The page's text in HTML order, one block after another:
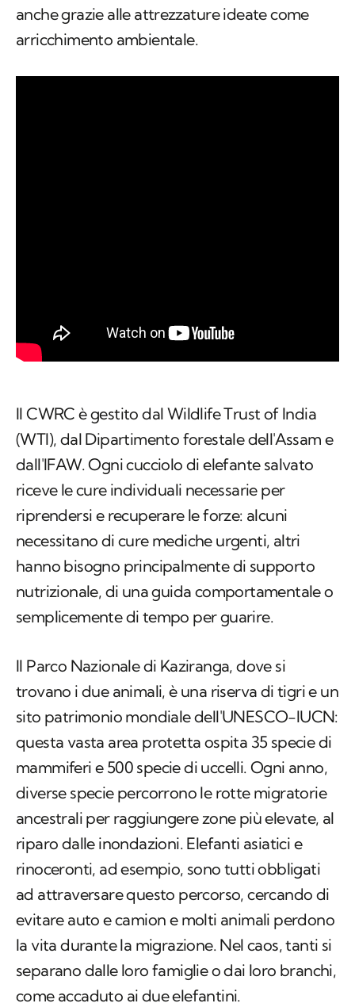
anche grazie alle attrezzature ideate come
arricchimento ambientale.
Il CWRC è gestito dal Wildlife Trust of India
(WTI), dal Dipartimento forestale dell'Assam e
dall'IFAW. Ogni cucciolo di elefante salvato
riceve le cure individuali necessarie per
riprendersi e recuperare le forze: alcuni
necessitano di cure mediche urgenti, altri
hanno bisogno principalmente di supporto
nutrizionale, di una guida comportamentale o
semplicemente di tempo per guarire.
Il Parco Nazionale di Kaziranga, dove si
trovano i due animali, è una riserva di tigri e un
sito patrimonio mondiale dell'UNESCO-IUCN:
questa vasta area protetta ospita 35 specie di
mammiferi e 500 specie di uccelli. Ogni anno,
diverse specie percorrono le rotte migratorie
ancestrali per raggiungere zone più elevate, al
riparo dalle inondazioni. Elefanti asiatici e
rinoceronti, ad esempio, sono tutti obbligati
ad attraversare questo percorso, cercando di
evitare auto e camion e molti animali perdono
la vita durante la migrazione. Nel caos, tanti si
separano dalle loro famiglie o dai loro branchi,
come accaduto ai due elefantini.